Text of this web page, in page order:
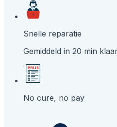
Snelle reparatie
Gemiddeld in 20 min
No cure, no pay